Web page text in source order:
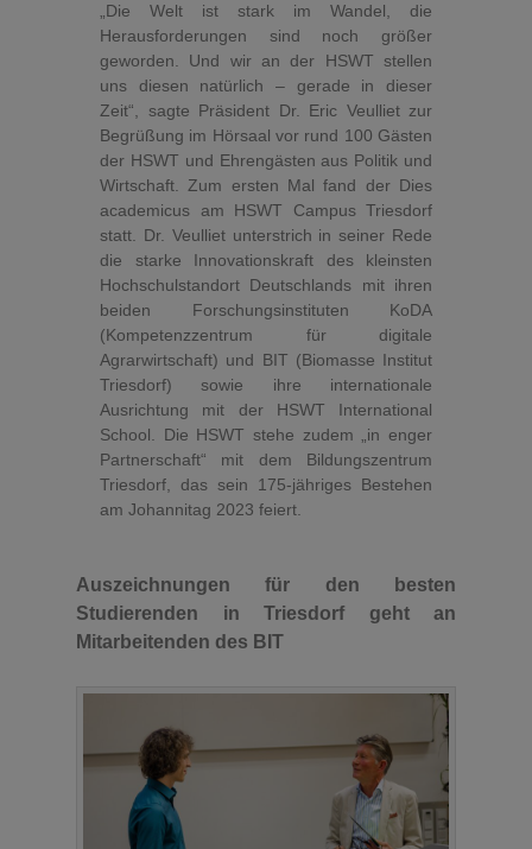
„Die Welt ist stark im Wandel, die
Herausforderungen sind noch größer
geworden. Und wir an der HSWT stellen
uns diesen natürlich – gerade in dieser
Zeit“, sagte Präsident Dr. Eric Veulliet zur
Begrüßung im Hörsaal vor rund 100 Gästen
der HSWT und Ehrengästen aus Politik und
Wirtschaft. Zum ersten Mal fand der Dies
academicus am HSWT Campus Triesdorf
statt. Dr. Veulliet unterstrich in seiner Rede
die starke Innovationskraft des kleinsten
Hochschulstandort Deutschlands mit ihren
beiden Forschungsinstituten KoDA
(Kompetenzzentrum für digitale
Agrarwirtschaft) und BIT (Biomasse Institut
Triesdorf) sowie ihre internationale
Ausrichtung mit der HSWT International
School. Die HSWT stehe zudem „in enger
Partnerschaft“ mit dem Bildungszentrum
Triesdorf, das sein 175-jähriges Bestehen
am Johannitag 2023 feiert.
Auszeichnungen für den besten
Studierenden in Triesdorf geht an
Mitarbeitenden des BIT